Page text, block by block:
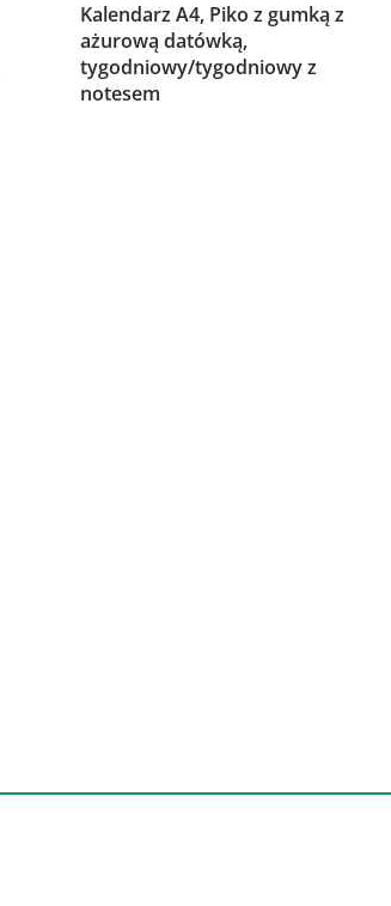
Kalendarz A4, Piko z gumką z
ażurową datówką,
tygodniowy/tygodniowy z
notesem